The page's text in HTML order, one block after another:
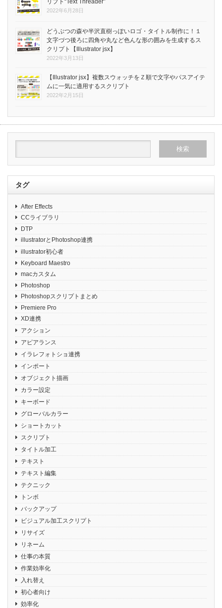
リプト“Text Threader”
2022年6月28日
どうぶつの森や半沢直樹っぽいロゴ・タイトル制作に！１
文字づつ後ろに四角や丸など色んな形の囲みを生成するス
クリプト【Illustrator jsx】
2022年3月13日
【Illustrator jsx】複数スウォッチをＺ順で文字やパスアイテ
ムに一気に適用するスクリプト
2022年2月15日
タグ
After Effects
CCライブラリ
DTP
illustratorとPhotoshop連携
illustrator初心者
Keyboard Maestro
macカスタム
Photoshop
Photoshopスクリプトまとめ
Premiere Pro
XD連携
アクション
アピアランス
イラレフォトショ連携
インポート
オブジェクト描画
カラー設定
キーボード
グローバルカラー
ショートカット
スクリプト
タイトル加工
テキスト
テキスト編集
テクニック
トンボ
バックアップ
ビジュアル加工スクリプト
リサイズ
リネーム
仕事の本質
作業効率化
入れ替え
初心者向け
効率化